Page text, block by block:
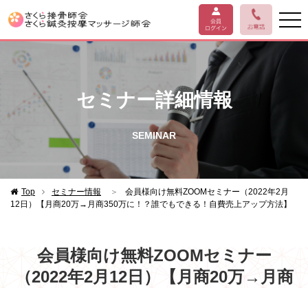
セミナー詳細情報
SEMINAR
Top セミナー情報 ＞
会員様向け無料ZOOMセミナー（2022年2月
12日）【月商20万→月商350万に！？誰でもできる！自費売上アップ方法】
会員様向け無料ZOOMセミナー
（2022年2月12日）【月商20万→月商